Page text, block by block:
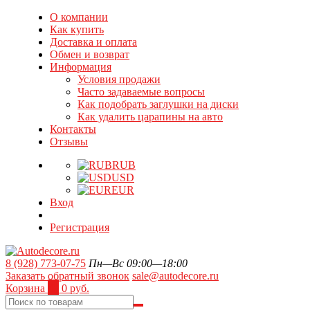
О компании
Как купить
Доставка и оплата
Обмен и возврат
Информация
Условия продажи
Часто задаваемые вопросы
Как подобрать заглушки на диски
Как удалить царапины на авто
Контакты
Отзывы
RUB
USD
EUR
Вход
Регистрация
8 (928) 773-07-75 Пн—Вс 09:00—18:00
Заказать обратный звонок sale@autodecore.ru
Корзина
0 руб.